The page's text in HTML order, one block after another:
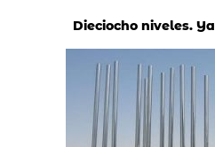
Dieciocho niveles.